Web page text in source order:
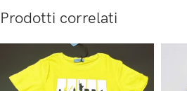
Prodotti correlati